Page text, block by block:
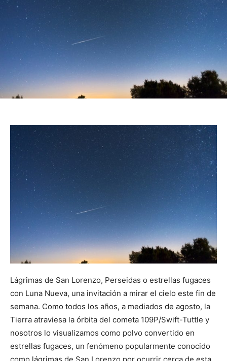
Lágrimas de San Lorenzo, Perseidas o estrellas fugaces
con Luna Nueva, una invitación a mirar el cielo este fin de
semana. Como todos los años, a mediados de agosto, la
Tierra atraviesa la órbita del cometa 109P/Swift-Tuttle y
nosotros lo visualizamos como polvo convertido en
estrellas fugaces, un fenómeno popularmente conocido